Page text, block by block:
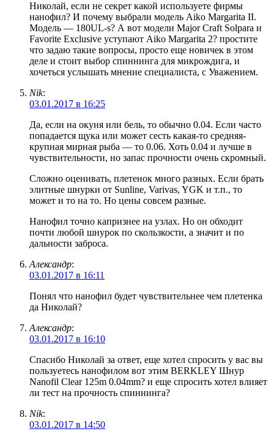
Николай, если не секрет какой используете фирмы
нанофил? И почему выбрали модель Aiko Margarita II.
Модель — 180UL-s? А вот модели Major Craft Solpara и
Favorite Exclusive уступают Aiko Margarita 2? простите
что задаю такие вопросы, просто еще новичек в этом
деле и стоит выбор спиннинга для микрождига, и
хочеться услышать мнение специалиста, с Уважением.
Nik:
03.01.2017 в 16:25
Да, если на окуня или бель, то обычно 0.04. Если часто
попадается щука или может сесть какая-то средняя-
крупная мирная рыба — то 0.06. Хоть 0.04 и лучше в
чувствительности, но запас прочности очень скромный.
Сложно оценивать, плетенок много разных. Если брать
элитные шнурки от Sunline, Varivas, YGK и т.п., то
может и то на то. Но цены совсем разные.
Нанофил точно капризнее на узлах. Но он обходит
почти любой шнурок по скользкости, а значит и по
дальности заброса.
Александр:
03.01.2017 в 16:11
Понял что нанофил будет чувствительнее чем плетенка
да Николай?
Александр:
03.01.2017 в 16:10
Спасибо Николай за ответ, еще хотел спросить у вас вы
пользуетесь нанофилом вот этим BERKLEY Шнур
Nanofil Clear 125m 0.04mm? и еще спросить хотел влияет
ли тест на прочность спиннинга?
Nik:
03.01.2017 в 14:50